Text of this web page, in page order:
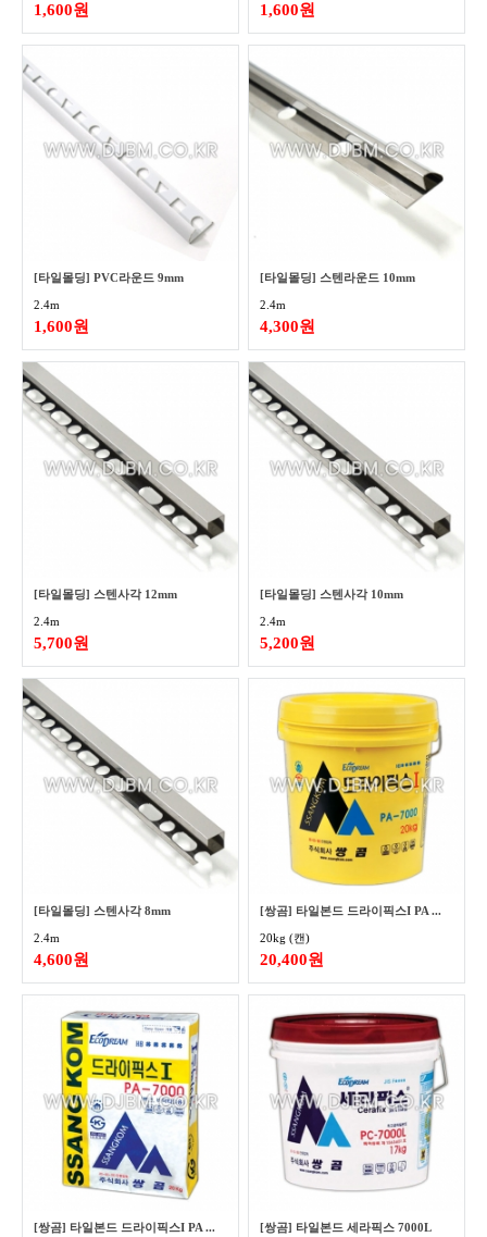
1,600원 1,600원
[타일몰딩] PVC라운드 9mm
2.4m
1,600원
[타일몰딩] 스텐라운드 10mm
2.4m
4,300원
[타일몰딩] 스텐사각 12mm
2.4m
5,700원
[타일몰딩] 스텐사각 10mm
2.4m
5,200원
[타일몰딩] 스텐사각 8mm
2.4m
4,600원
[쌍곰] 타일본드 드라이픽스I PA ...
20kg (캔)
20,400원
[쌍곰] 타일본드 드라이픽스I PA ... [쌍곰] 타일본드 세라픽스 7000L